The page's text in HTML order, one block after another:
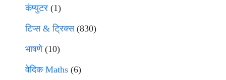
कंप्युटर (1)
टिप्स & ट्रिक्स(830)
भाषणे(10)
वेदिक Maths (6)